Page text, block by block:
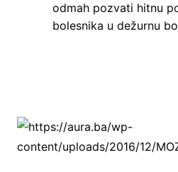
odmah pozvati hitnu
bolesnika u dežurnu